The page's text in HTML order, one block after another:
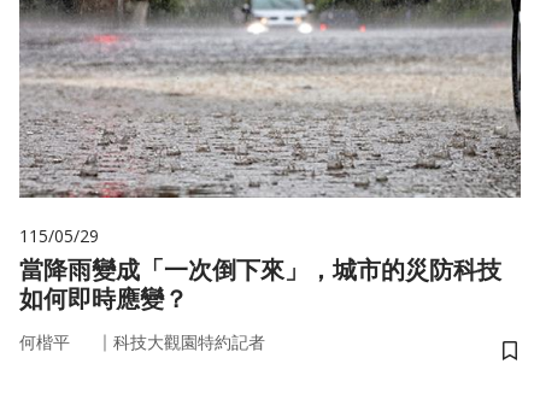
115/05/29
當降雨變成「一次倒下來」，城市的災防科技
如何即時應變？
何楷平 ｜ 科技大觀園特約記者
儲